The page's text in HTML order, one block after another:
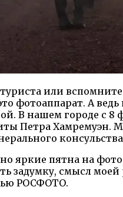
или
фотоаппарат. А
В нашем городе с 8
Петра Хамремуэн.
яркие пятна на
задумку, смысл
РОСФОТО.